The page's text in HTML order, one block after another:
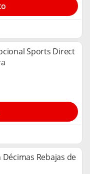
Sports Direct
Rebajas de